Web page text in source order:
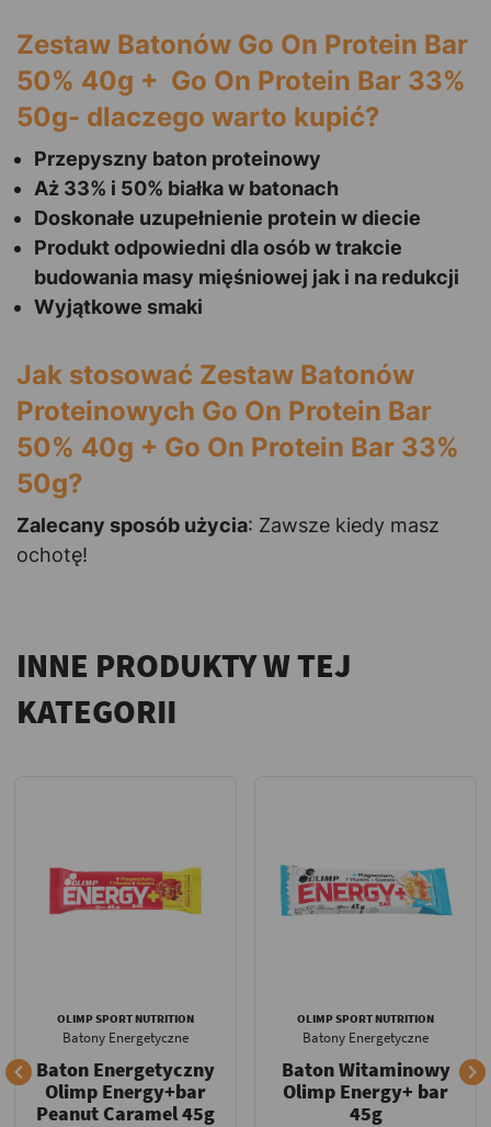
Zestaw Batonów Go On Protein Bar
50% 40g + Go On Protein Bar 33%
50g- dlaczego warto kupić?
Przepyszny baton proteinowy
Aż 33% i 50% białka w batonach
Doskonałe uzupełnienie protein w diecie
Produkt odpowiedni dla osób w trakcie
budowania masy mięśniowej jak i na redukcji
Wyjątkowe smaki
Jak stosować Zestaw Batonów
Proteinowych Go On Protein Bar
50% 40g + Go On Protein Bar 33%
50g?
Zalecany sposób użycia: Zawsze kiedy masz
ochotę!
INNE PRODUKTY W TEJ
KATEGORII

OLIMP SPORT NUTRITION
Batony Energetyczne
Baton Energetyczny
Olimp Energy+bar
Peanut Caramel 45g
OLIMP SPORT NUTRITION
Batony Energetyczne
Baton Witaminowy
Olimp Energy+ bar
45g
